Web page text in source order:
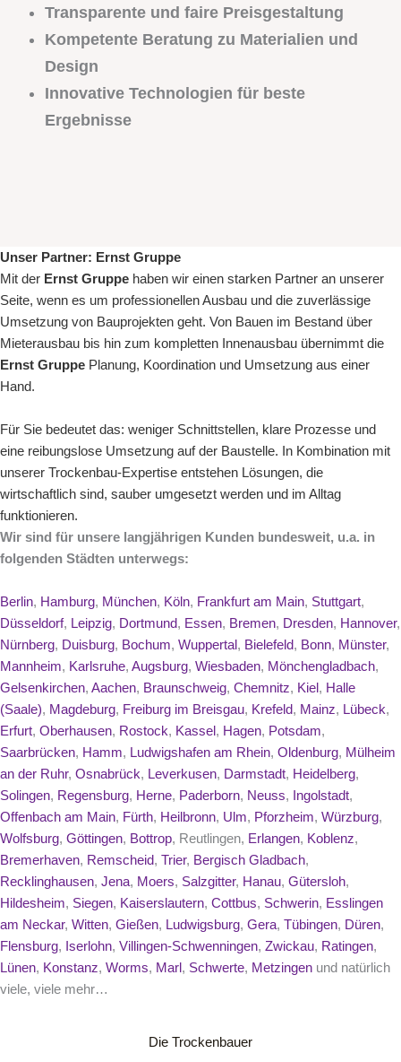
Transparente und faire Preisgestaltung
Kompetente Beratung zu Materialien und
Design
Innovative Technologien für beste
Ergebnisse
Unser Partner: Ernst Gruppe
Mit der Ernst Gruppe haben wir einen starken Partner an unserer
Seite, wenn es um professionellen Ausbau und die zuverlässige
Umsetzung von Bauprojekten geht. Von Bauen im Bestand über
Mieterausbau bis hin zum kompletten Innenausbau übernimmt die
Ernst Gruppe Planung, Koordination und Umsetzung aus einer
Hand.
Für Sie bedeutet das: weniger Schnittstellen, klare Prozesse und
eine reibungslose Umsetzung auf der Baustelle. In Kombination mit
unserer Trockenbau-Expertise entstehen Lösungen, die
wirtschaftlich sind, sauber umgesetzt werden und im Alltag
funktionieren.
Wir sind für unsere langjährigen Kunden bundesweit, u.a. in
folgenden Städten unterwegs:
Berlin, Hamburg, München, Köln, Frankfurt am Main, Stuttgart,
Düsseldorf, Leipzig, Dortmund, Essen, Bremen, Dresden, Hannover,
Nürnberg, Duisburg, Bochum, Wuppertal , Bielefeld, Bonn, Münster,
Mannheim, Karlsruhe, Augsburg, Wiesbaden, Mönchengladbach,
Gelsenkirchen, Aachen, Braunschweig, Chemnitz, Kiel , Halle
(Saale), Magdeburg, Freiburg im Breisgau, Krefeld, Mainz, Lübeck,
Erfurt, Oberhausen, Rostock, Kassel , Hagen, Potsdam,
Saarbrücken, Hamm, Ludwigshafen am Rhein, Oldenburg, Mülheim
an der Ruhr, Osnabrück, Leverkusen, Darmstadt, Heidelberg,
Solingen, Regensburg, Herne, Paderborn, Neuss, Ingolstadt,
Offenbach am Main, Fürth, Heilbronn, Ulm, Pforzheim, Würzburg,
Wolfsburg, Göttingen, Bottrop, Reutlingen, Erlangen, Koblenz,
Bremerhaven, Remscheid, Trier, Bergisch Gladbach,
Recklinghausen, Jena, Moers, Salzgitter, Hanau, Gütersloh,
Hildesheim, Siegen, Kaiserslautern, Cottbus, Schwerin, Esslingen
am Neckar, Witten, Gießen, Ludwigsburg, Gera, Tübingen, Düren,
Flensburg, Iserlohn, Villingen-Schwenningen, Zwickau, Ratingen,
Lünen, Konstanz, Worms, Marl , Schwerte, Metzingen und natürlich
viele, viele mehr…
Die Trockenbauer